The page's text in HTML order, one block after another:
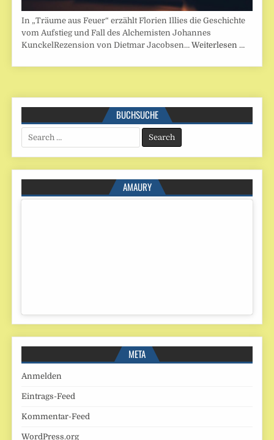
In „Träume aus Feuer“ erzählt Florien Illies die Geschichte
vom Aufstieg und Fall des Alchemisten Johannes
KunckelRezension von Dietmar Jacobsen…Weiterlesen …
BUCHSUCHE
Search
for:
AMAURY
META
Anmelden
Eintrags-Feed
Kommentar-Feed
WordPress.org